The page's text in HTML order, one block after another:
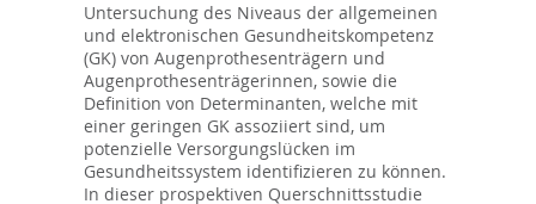
Untersuchung des Niveaus der allgemeinen
und elektronischen Gesundheitskompetenz
(GK) von Augenprothesenträgern und
Augenprothesenträgerinnen, sowie die
Definition von Determinanten, welche mit
einer geringen GK assoziiert sind, um
potenzielle Versorgungslücken im
Gesundheitssystem identifizieren zu können.
In dieser prospektiven Querschnittsstudie